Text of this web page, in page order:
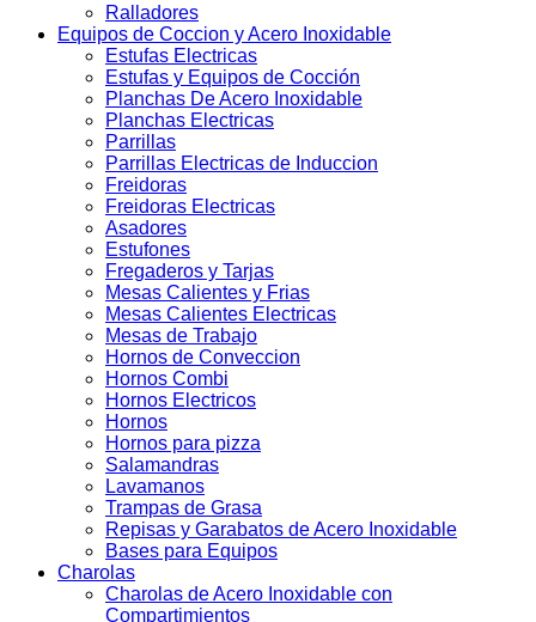
Ralladores
Equipos de Coccion y Acero Inoxidable
Estufas Electricas
Estufas y Equipos de Cocción
Planchas De Acero Inoxidable
Planchas Electricas
Parrillas
Parrillas Electricas de Induccion
Freidoras
Freidoras Electricas
Asadores
Estufones
Fregaderos y Tarjas
Mesas Calientes y Frias
Mesas Calientes Electricas
Mesas de Trabajo
Hornos de Conveccion
Hornos Combi
Hornos Electricos
Hornos
Hornos para pizza
Salamandras
Lavamanos
Trampas de Grasa
Repisas y Garabatos de Acero Inoxidable
Bases para Equipos
Charolas
Charolas de Acero Inoxidable con
Compartimientos